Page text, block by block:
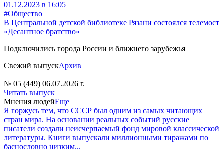
01.12.2023 в 16:05
#Общество
В Центральной детской библиотеке Рязани состоялся телемост
«Десантное братство»
Подключились города России и ближнего зарубежья
Свежий выпускАрхив
№ 05 (449) 06.07.2026 г.
Читать выпуск
Мнения людейЕще
Я горжусь тем, что СССР был одним из самых читающих
стран мира. На основании реальных событий русские
писатели создали неисчерпаемый фонд мировой классической
литературы. Книги выпускали миллионными тиражами по
баснословно низким...